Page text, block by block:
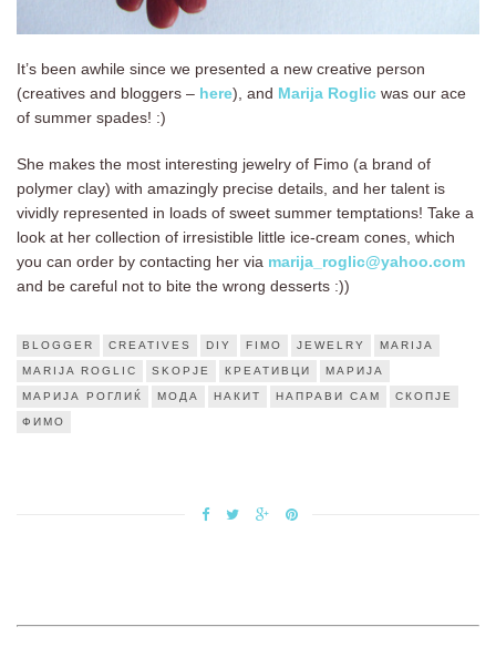
It’s been awhile since we presented a new creative person
(creatives and bloggers – here), and Marija Roglic was our ace
of summer spades! :)
She makes the most interesting jewelry of Fimo (a brand of
polymer clay) with amazingly precise details, and her talent is
vividly represented in loads of sweet summer temptations! Take a
look at her collection of irresistible little ice-cream cones, which
you can order by contacting her via marija_roglic@yahoo.com
and be careful not to bite the wrong desserts :))
BLOGGER CREATIVES DIY FIMO JEWELRY MARIJA
MARIJA ROGLIC SKOPJE КРЕАТИВЦИ МАРИЈА
МАРИЈА РОГЛИЌ МОДА НАКИТ НАПРАВИ САМ СКОПЈЕ
ФИМО